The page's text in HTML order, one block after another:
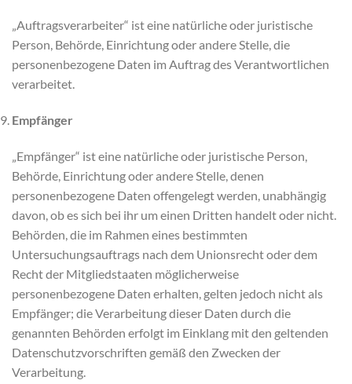
„Auftragsverarbeiter“ ist eine natürliche oder juristische
Person, Behörde, Einrichtung oder andere Stelle, die
personenbezogene Daten im Auftrag des Verantwortlichen
verarbeitet.
Empfänger
„Empfänger“ ist eine natürliche oder juristische Person,
Behörde, Einrichtung oder andere Stelle, denen
personenbezogene Daten offengelegt werden, unabhängig
davon, ob es sich bei ihr um einen Dritten handelt oder nicht.
Behörden, die im Rahmen eines bestimmten
Untersuchungsauftrags nach dem Unionsrecht oder dem
Recht der Mitgliedstaaten möglicherweise
personenbezogene Daten erhalten, gelten jedoch nicht als
Empfänger; die Verarbeitung dieser Daten durch die
genannten Behörden erfolgt im Einklang mit den geltenden
Datenschutzvorschriften gemäß den Zwecken der
Verarbeitung.